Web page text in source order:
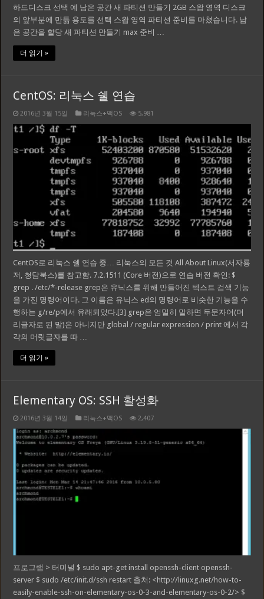
하드디스크 선택 예 남은 공간 새 파티션 만들기 2GB 스왑 영역 디스크
의 앞부분에 만듦 용도를 선택 스왑 영역 파티션 준비를 마쳤습니다. 남
은 공간을 할당 새 파티션 만들기 max 준비 …
더 읽기 »
CentOS: 리눅스 쉘 연습
2016년 3월 15일 리눅스+맥OS 5,981
CentOS로 리눅스 쉘 연습 중… 리눅스의 모든 것 All About Linux(서자룡
저, 청담북스)를 참고함. 7.2.1511 (Core 버전)으로 연습 버전 확인: $
grep . /etc/*-release grep은 유닉스를 위해 만들어진 텍스트 검색 기능
을 가진 명령어이다. 그 이름은 유닉스 ed의 명령어로 비슷한 기능을 수
행하는 g/re/p에서 유래되었다.[3] grep은 엄밀히 말하면 두문자어(머
리글자로 된 말)은 아니지만 global / regular expression / print 에서 각
각의 머릿글자를 따 …
더 읽기 »
Elementary OS: SSH 활성화
2016년 3월 14일 리눅스+맥OS 2,407
프로그램 > 터미널 $ sudo apt-get install openssh-client openssh-
server $ sudo /etc/init.d/ssh restart 출처: <http://linuxg.net/how-to-
easily-enable-ssh-on-elementary-os-0-3-and-elementary-os-0-2/> $